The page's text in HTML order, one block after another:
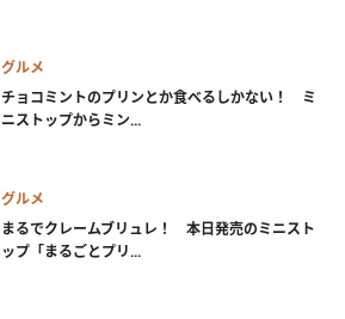
グルメ
チョコミントのプリンとか食べるしかない！ ミ
ニストップからミン...
グルメ
まるでクレームブリュレ！ 本日発売のミニスト
ップ「まるごとプリ...